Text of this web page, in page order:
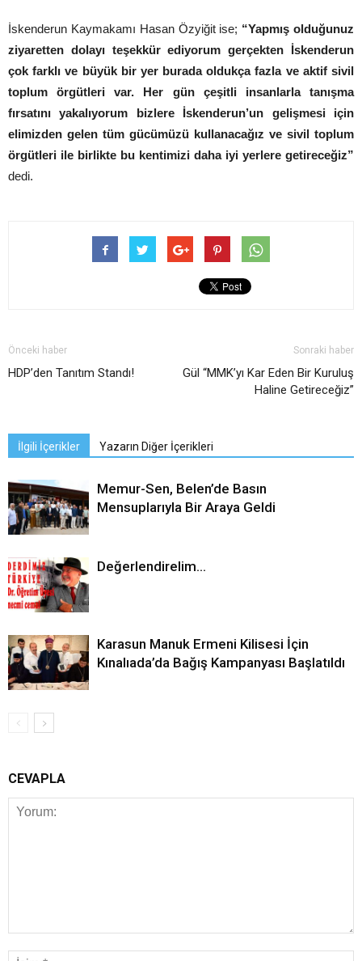
İskenderun Kaymakamı Hasan Özyiğit ise; “Yapmış olduğunuz
ziyaretten dolayı teşekkür ediyorum gerçekten İskenderun
çok farklı ve büyük bir yer burada oldukça fazla ve aktif sivil
toplum örgütleri var. Her gün çeşitli insanlarla tanışma
fırsatını yakalıyorum bizlere İskenderun’un gelişmesi için
elimizden gelen tüm gücümüzü kullanacağız ve sivil toplum
örgütleri ile birlikte bu kentimizi daha iyi yerlere getireceğiz”
dedi.
Önceki haber
HDP’den Tanıtım Standı!
Sonraki haber
Gül “MMK’yı Kar Eden Bir Kuruluş
Haline Getireceğiz”
İlgili İçerikler Yazarın Diğer İçerikleri
Memur-Sen, Belen’de Basın
Mensuplarıyla Bir Araya Geldi
Değerlendirelim…
Karasun Manuk Ermeni Kilisesi İçin
Kınalıada’da Bağış Kampanyası Başlatıldı
CEVAPLA